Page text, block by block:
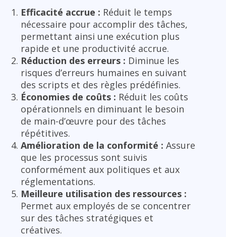
Efficacité accrue : Réduit le temps
nécessaire pour accomplir des tâches,
permettant ainsi une exécution plus
rapide et une productivité accrue.
Réduction des erreurs : Diminue les
risques d’erreurs humaines en suivant
des scripts et des règles prédéfinies.
Économies de coûts : Réduit les coûts
opérationnels en diminuant le besoin
de main-d’œuvre pour des tâches
répétitives.
Amélioration de la conformité : Assure
que les processus sont suivis
conformément aux politiques et aux
réglementations.
Meilleure utilisation des ressources :
Permet aux employés de se concentrer
sur des tâches stratégiques et
créatives.